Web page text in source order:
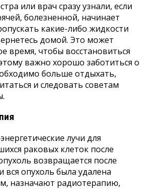
или врач сразу узнали, если
болезненной, начинает
какие-либо жидкости
домой. Это может
время, чтобы восстановиться
важно хорошо заботиться о
больше отдыхать,
и следовать советам
лучи для
раковых клеток после
возвращается после
вся опухоль была удалена
назначают радиотерапию,